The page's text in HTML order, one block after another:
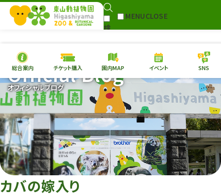
検
MENUCLOSE
本日の開園情報 チケ
園内MAP イベント
総合案内
動物園 植物園
再生プラン
東山動植物園
への支援
総合案内 チケット購入 園内MAP イベント SNS
オフィシャルブログ
Official Blog
カバの嫁入り